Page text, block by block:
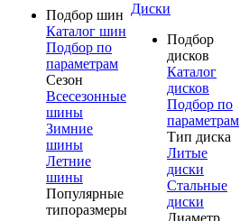
Подбор шин
Каталог шин
Подбор по
параметрам
Сезон
Всесезонные
шины
Зимние
шины
Летние
шины
Популярные
типоразмеры
Диски
Подбор
дисков
Каталог
дисков
Подбор по
параметрам
Тип диска
Литые
диски
Стальные
диски
Диаметр